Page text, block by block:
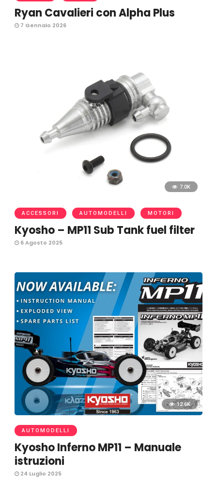
Ryan Cavalieri con Alpha Plus
7 Gennaio 2026
7.0K
ACCESSORI AUTOMODELLI MOTORI
Kyosho – MP11 Sub Tank fuel filter
6 Agosto 2025
12.6K
AUTOMODELLI
Kyosho Inferno MP11 – Manuale
istruzioni
24 Luglio 2025